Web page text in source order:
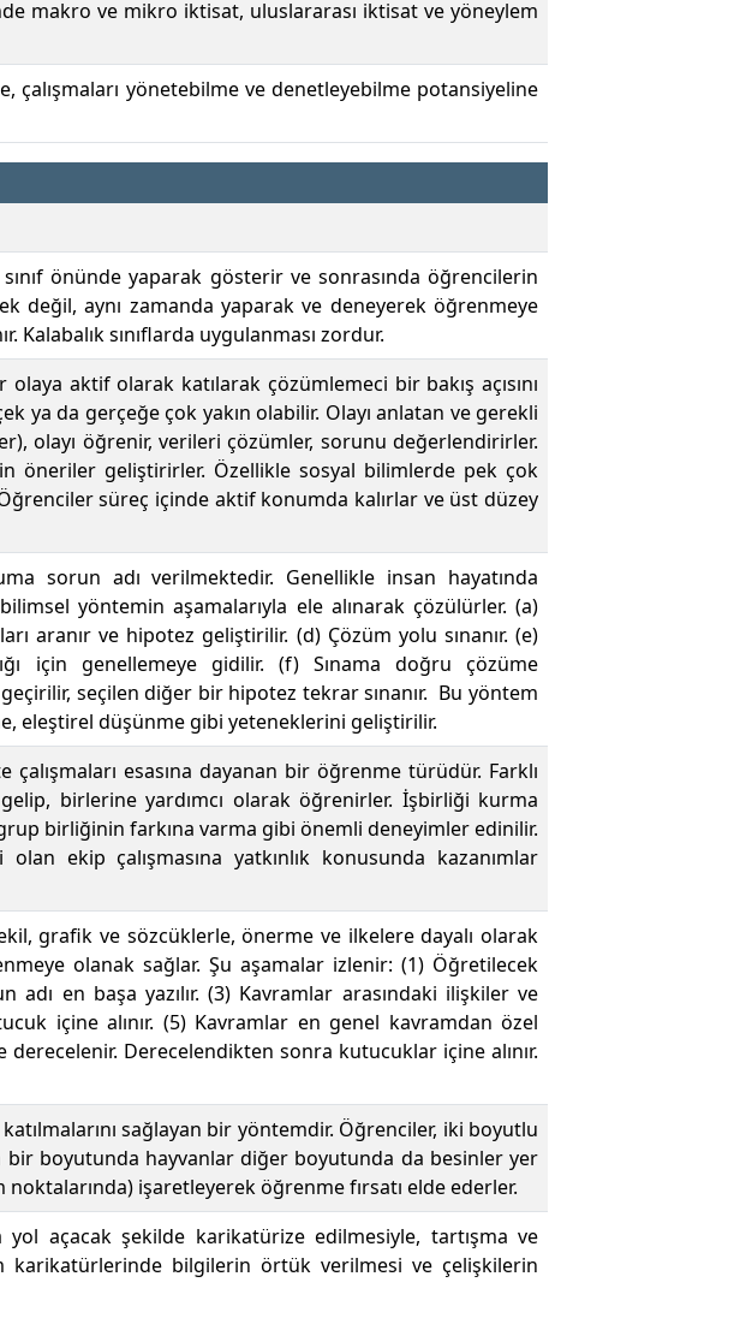
makro ve mikro iktisat, uluslararası iktisat ve yöneylem
çalışmaları yönetebilme ve denetleyebilme potansiyeline
önünde yaparak gösterir ve sonrasında öğrencilerin
değil, aynı zamanda yaparak ve deneyerek öğrenmeye
Kalabalık sınıflarda uygulanması zordur.
aktif olarak katılarak çözümlemeci bir bakış açısını
ya da gerçeğe çok yakın olabilir. Olayı anlatan ve gerekli
olayı öğrenir, verileri çözümler, sorunu değerlendirirler.
öneriler geliştirirler. Özellikle sosyal bilimlerde pek çok
süreç içinde aktif konumda kalırlar ve üst düzey
sorun adı verilmektedir. Genellikle insan hayatında
yöntemin aşamalarıyla ele alınarak çözülürler. (a)
aranır ve hipotez geliştirilir. (d) Çözüm yolu sınanır. (e)
için genellemeye gidilir. (f) Sınama doğru çözüme
seçilen diğer bir hipotez tekrar sınanır. Bu yöntem
eleştirel düşünme gibi yeteneklerini geliştirilir.
esasına dayanan bir öğrenme türüdür. Farklı
birlerine yardımcı olarak öğrenirler. İşbirliği kurma
birliğinin farkına varma gibi önemli deneyimler edinilir.
ekip çalışmasına yatkınlık konusunda kazanımlar
grafik ve sözcüklerle, önerme ve ilkelere dayalı olarak
olanak sağlar. Şu aşamalar izlenir: (1) Öğretilecek
en başa yazılır. (3) Kavramlar arasındaki ilişkiler ve
içine alınır. (5) Kavramlar en genel kavramdan özel
Derecelendikten sonra kutucuklar içine alınır.
sağlayan bir yöntemdir. Öğrenciler, iki boyutlu
boyutunda hayvanlar diğer boyutunda da besinler yer
işaretleyerek öğrenme fırsatı elde ederler.
açacak şekilde karikatürize edilmesiyle, tartışma ve
karikatürlerinde bilgilerin örtük verilmesi ve çelişkilerin